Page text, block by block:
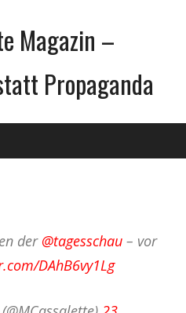
Magazin –
Propaganda
der @tagesschau – vor
DAhB6vy1Lg